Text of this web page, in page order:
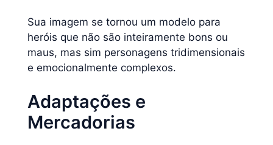
Sua imagem se tornou um modelo para
heróis que não são inteiramente bons ou
maus, mas sim personagens tridimensionais
e emocionalmente complexos.
Adaptações e
Mercadorias